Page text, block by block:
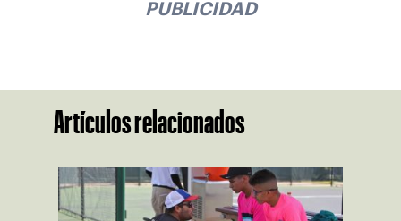
PUBLICIDAD
Artículos relacionados